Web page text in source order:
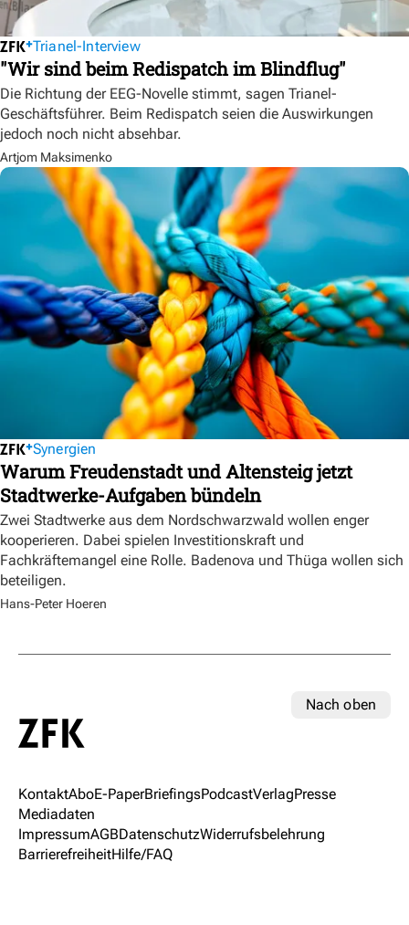
Trianel-Interview
"Wir sind beim Redispatch im Blindflug"
Die Richtung der EEG-Novelle stimmt, sagen Trianel-
Geschäftsführer. Beim Redispatch seien die Auswirkungen
jedoch noch nicht absehbar.
Artjom Maksimenko
Synergien
Warum Freudenstadt und Altensteig jetzt
Stadtwerke-Aufgaben bündeln
Zwei Stadtwerke aus dem Nordschwarzwald wollen enger
kooperieren. Dabei spielen Investitionskraft und
Fachkräftemangel eine Rolle. Badenova und Thüga wollen sich
beteiligen.
Hans-Peter Hoeren
Nach oben
KontaktAboE-PaperBriefingsPodcastVerlagPresse
Mediadaten
ImpressumAGBDatenschutzWiderrufsbelehrung
BarrierefreiheitHilfe/FAQ